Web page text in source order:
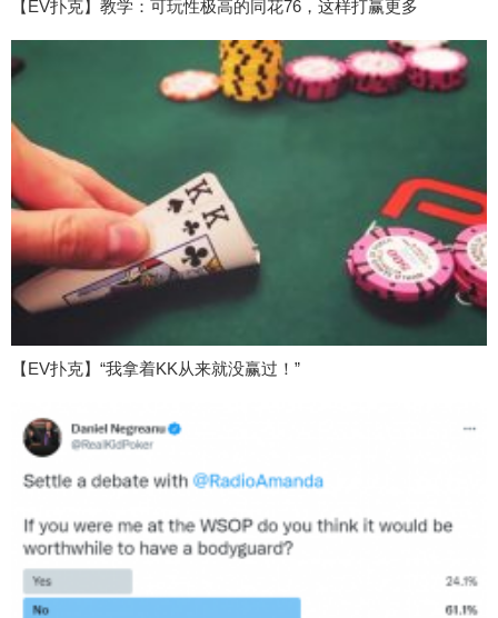
【EV扑克】教学：可玩性极高的同花76，这样打赢更多
【EV扑克】“我拿着KK从来就没赢过！”